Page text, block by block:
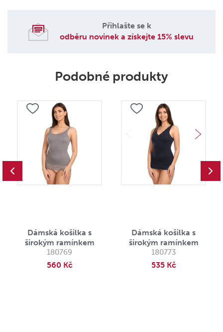
Přihlašte se k
odběru novinek a získejte 15% slevu
Podobné produkty
Dámská košilka s
širokým ramínkem
180769
560 Kč
Dámská košilka s
širokým ramínkem
180773
535 Kč